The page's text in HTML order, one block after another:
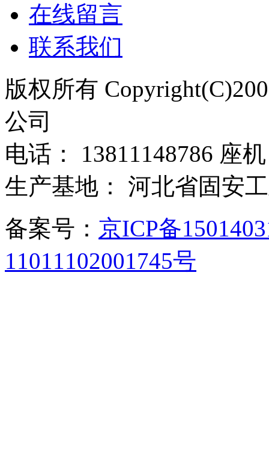
在线留言
联系我们
版权所有
公司
电话： 13811148786 座
生产基地： 河北省固
备案号： 京ICP备
11011102001745号